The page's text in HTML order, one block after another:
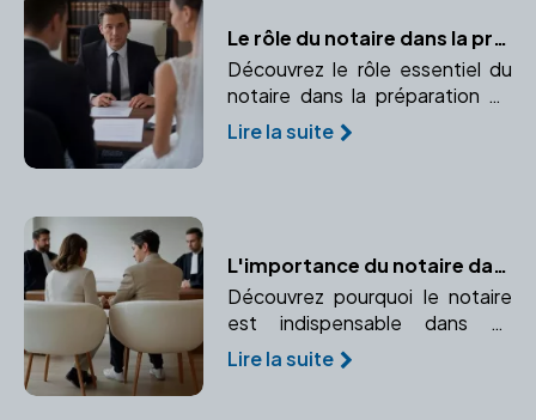
Le rôle du notaire dans la préparation du contrat de mariage
Découvrez le rôle essentiel du
notaire dans la préparation de
votre contrat de mariage.
Lire la suite
L'importance du notaire dans un divorce par consentement mutuel
Découvrez pourquoi le notaire
est indispensable dans un
divorce par consentement
mutuel et comment il garantit la
Lire la suite